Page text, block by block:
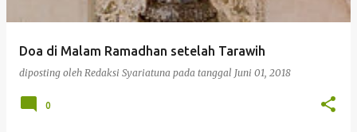
Doa di Malam Ramadhan setelah Tarawih
diposting oleh Redaksi Syariatuna pada tanggal Juni 01, 2018
0